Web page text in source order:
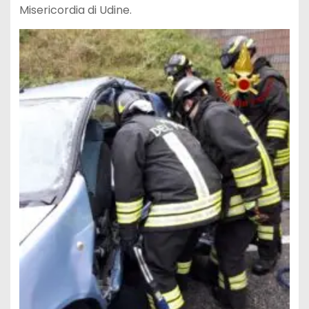
Misericordia di Udine.